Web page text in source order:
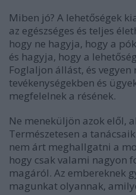
Miben jó? A lehetőségek
az egészséges és teljes
hogy ne hagyja, hogy a
és hagyja, hogy a
Foglaljon állást, és vegyen
tevékenységekben és
megfelelnek a résének.
Ne meneküljön azok elől,
Természetesen a
nem árt meghallgatni a
hogy csak valami nagyon
magáról. Az embereknek
magunkat olyannak,